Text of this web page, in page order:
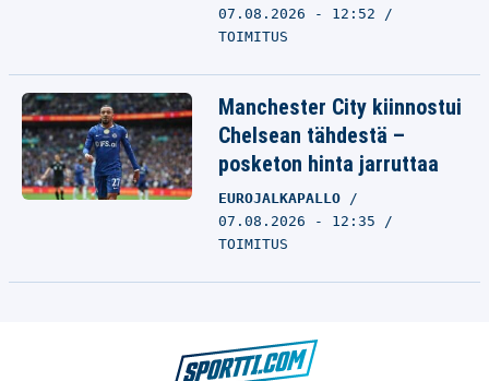
07.08.2026 - 12:52
TOIMITUS
Manchester City kiinnostui
Chelsean tähdestä –
posketon hinta jarruttaa
EUROJALKAPALLO
07.08.2026 - 12:35
TOIMITUS